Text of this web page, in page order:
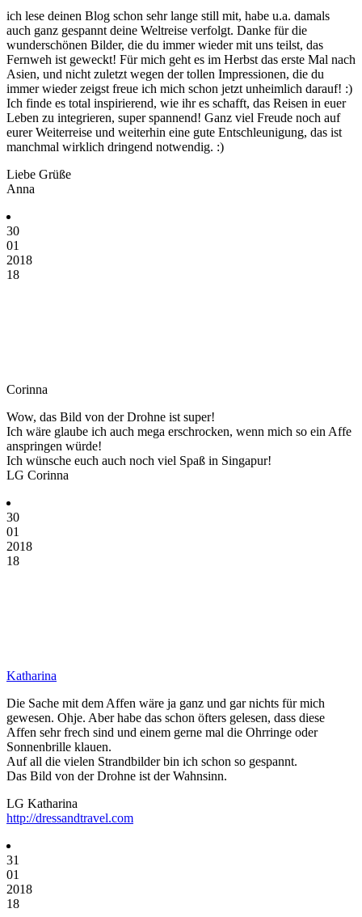
ich lese deinen Blog schon sehr lange still mit, habe u.a. damals
auch ganz gespannt deine Weltreise verfolgt. Danke für die
wunderschönen Bilder, die du immer wieder mit uns teilst, das
Fernweh ist geweckt! Für mich geht es im Herbst das erste Mal nach
Asien, und nicht zuletzt wegen der tollen Impressionen, die du
immer wieder zeigst freue ich mich schon jetzt unheimlich darauf! :)
Ich finde es total inspirierend, wie ihr es schafft, das Reisen in euer
Leben zu integrieren, super spannend! Ganz viel Freude noch auf
eurer Weiterreise und weiterhin eine gute Entschleunigung, das ist
manchmal wirklich dringend notwendig. :)
Liebe Grüße
Anna
30
01
2018
18
Corinna
Wow, das Bild von der Drohne ist super!
Ich wäre glaube ich auch mega erschrocken, wenn mich so ein Affe
anspringen würde!
Ich wünsche euch auch noch viel Spaß in Singapur!
LG Corinna
30
01
2018
18
Katharina
Die Sache mit dem Affen wäre ja ganz und gar nichts für mich
gewesen. Ohje. Aber habe das schon öfters gelesen, dass diese
Affen sehr frech sind und einem gerne mal die Ohrringe oder
Sonnenbrille klauen.
Auf all die vielen Strandbilder bin ich schon so gespannt.
Das Bild von der Drohne ist der Wahnsinn.
LG Katharina
http://dressandtravel.com
31
01
2018
18